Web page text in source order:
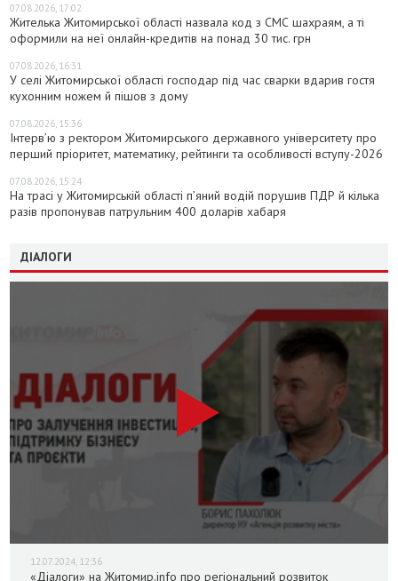
07.08.2026, 17:02
Жителька Житомирської області назвала код з СМС шахраям, а ті
оформили на неї онлайн-кредитів на понад 30 тис. грн
07.08.2026, 16:31
У селі Житомирської області господар під час сварки вдарив гостя
кухонним ножем й пішов з дому
07.08.2026, 15:36
Інтерв’ю з ректором Житомирського державного університету про
перший пріоритет, математику, рейтинги та особливості вступу-2026
07.08.2026, 15:24
На трасі у Житомирській області п’яний водій порушив ПДР й кілька
разів пропонував патрульним 400 доларів хабаря
ДІАЛОГИ
12.07.2024, 12:36
«Діалоги» на Житомир.info про регіональний розвиток